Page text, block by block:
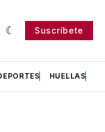
Suscríbete
HUELLAS